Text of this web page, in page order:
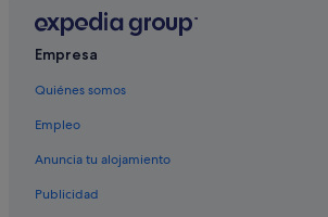
Hoteles cerca de Bilbao
Cabañas en Sondika
Apartamentos en Derio
Abba Hotels en Derio
Empresa
Quiénes somos
Empleo
Anuncia tu alojamiento
Publicidad